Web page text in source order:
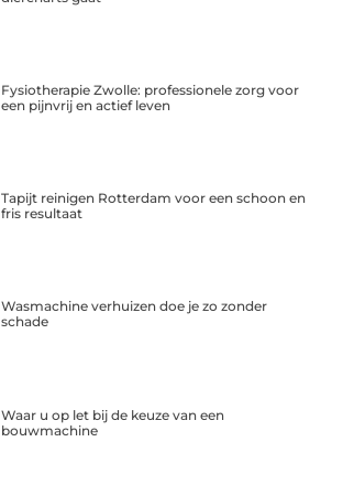
Fysiotherapie Zwolle: professionele zorg voor
een pijnvrij en actief leven
Tapijt reinigen Rotterdam voor een schoon en
fris resultaat
Wasmachine verhuizen doe je zo zonder
schade
Waar u op let bij de keuze van een
bouwmachine